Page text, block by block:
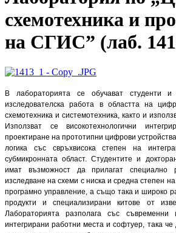
схемотехника и
на СГИС” (лаб.
В лабораторията се обучават студенти
изследователска работа в областта на
схемотехника и системотехника, както и
Използват се високотехнологични
проектиране на прототипни цифрови
логика със свръхвисока степен на
субмикронната област. Студентите и
имат възможност да прилагат специално
изследване на схеми с ниска и средна степен
програмно управление, а също така и широко
продукти и специализирани китове от
Лабораторията разполага със съвременни
интегрирани работни места и софтуер, така